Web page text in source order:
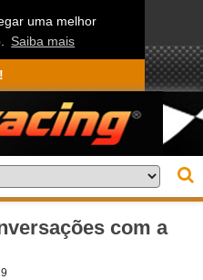
uma melhor
Saiba mais
com a